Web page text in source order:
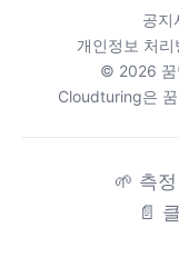
공지
개인정보 처리
© 2026 꿈
Cloudturing은
🌱 측
📄